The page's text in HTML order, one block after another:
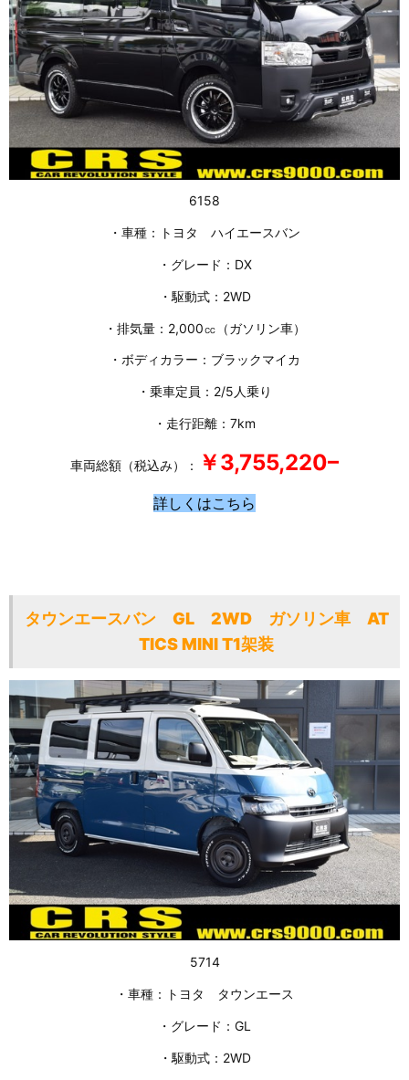
6158
・車種：トヨタ ハイエースバン
・グレード：DX
・駆動式：2WD
・排気量：2,000㏄（ガソリン車）
・ボディカラー：ブラックマイカ
・乗車定員：2/5人乗り
・走行距離：7km
車両総額（税込み）： ￥3,755,220–
詳しくはこちら
タウンエースバン GL 2WD ガソリン車 AT
TICS MINI T1架装
5714
・車種：トヨタ タウンエース
・グレード：GL
・駆動式：2WD